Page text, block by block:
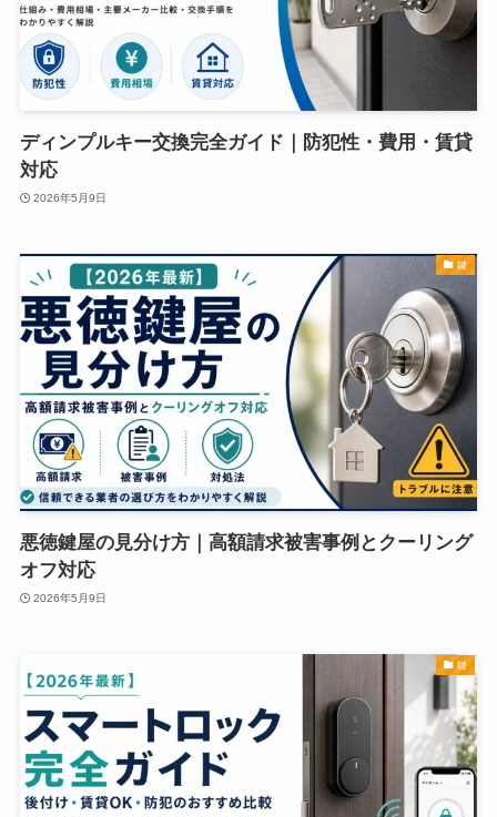
ディンプルキー交換完全ガイド｜防犯性・費用・賃貸
対応
2026年5月9日
鍵
悪徳鍵屋の見分け方｜高額請求被害事例とクーリング
オフ対応
2026年5月9日
鍵